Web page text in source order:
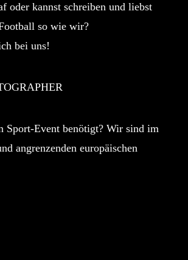
oder kannst schreiben und liebst
so wie wir?
bei uns!
Sport-Event benötigt? Wir sind im
angrenzenden europäischen